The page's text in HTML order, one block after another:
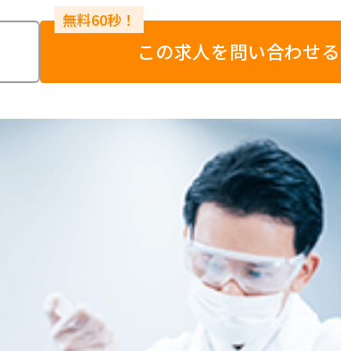
この求人を問い合わせる